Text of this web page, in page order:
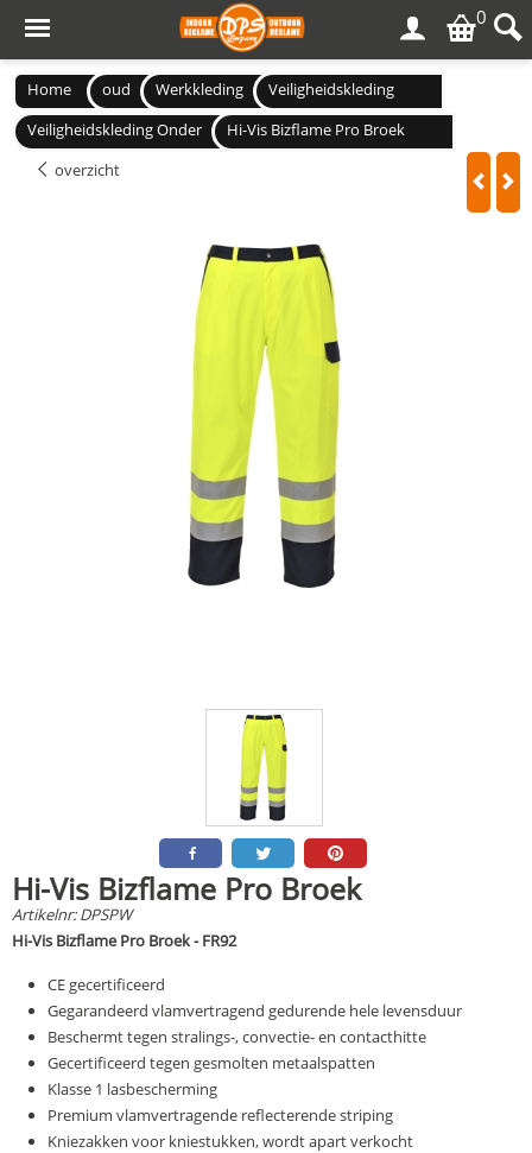
0
Home oud Werkkleding
Veiligheidskleding
Veiligheidskleding Onder
Hi-Vis Bizflame Pro Broek
overzicht
Hi-Vis Bizflame Pro Broek
Artikelnr: DPSPW
Hi-Vis Bizflame Pro Broek - FR92
CE gecertificeerd
Gegarandeerd vlamvertragend gedurende hele levensduur
Beschermt tegen stralings-, convectie- en contacthitte
Gecertificeerd tegen gesmolten metaalspatten
Klasse 1 lasbescherming
Premium vlamvertragende reflecterende striping
Kniezakken voor kniestukken, wordt apart verkocht